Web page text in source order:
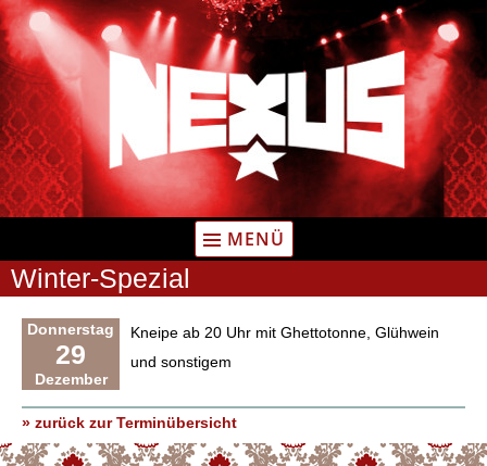
Zum
Inhalt
springen
MENÜ
Winter-Spezial
Donnerstag
29
Dezember
Kneipe ab 20 Uhr mit Ghettotonne, Glühwein
und sonstigem
» zurück zur Terminübersicht